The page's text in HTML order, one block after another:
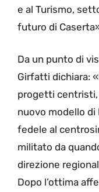
e al Turismo,
futuro di
Da un punto di
Girfatti dichiara:
progetti centristi,
nuovo modello
fedele al
militato da
direzione
Dopo l’ottima